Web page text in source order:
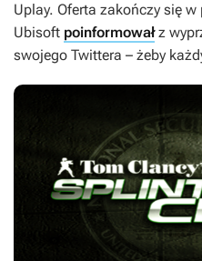
Uplay. Oferta zakończy się
Ubisoft poinformowałz
swojego Twittera – żeby